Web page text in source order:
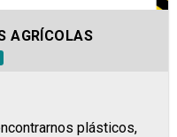
AGRÍCOLAS
plásticos,